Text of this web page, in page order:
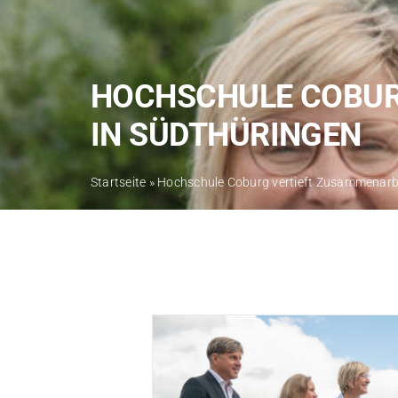
HOCHSCHULE
IN SÜDTHÜRINGEN
Startseite » Hochschule Coburg vertieft